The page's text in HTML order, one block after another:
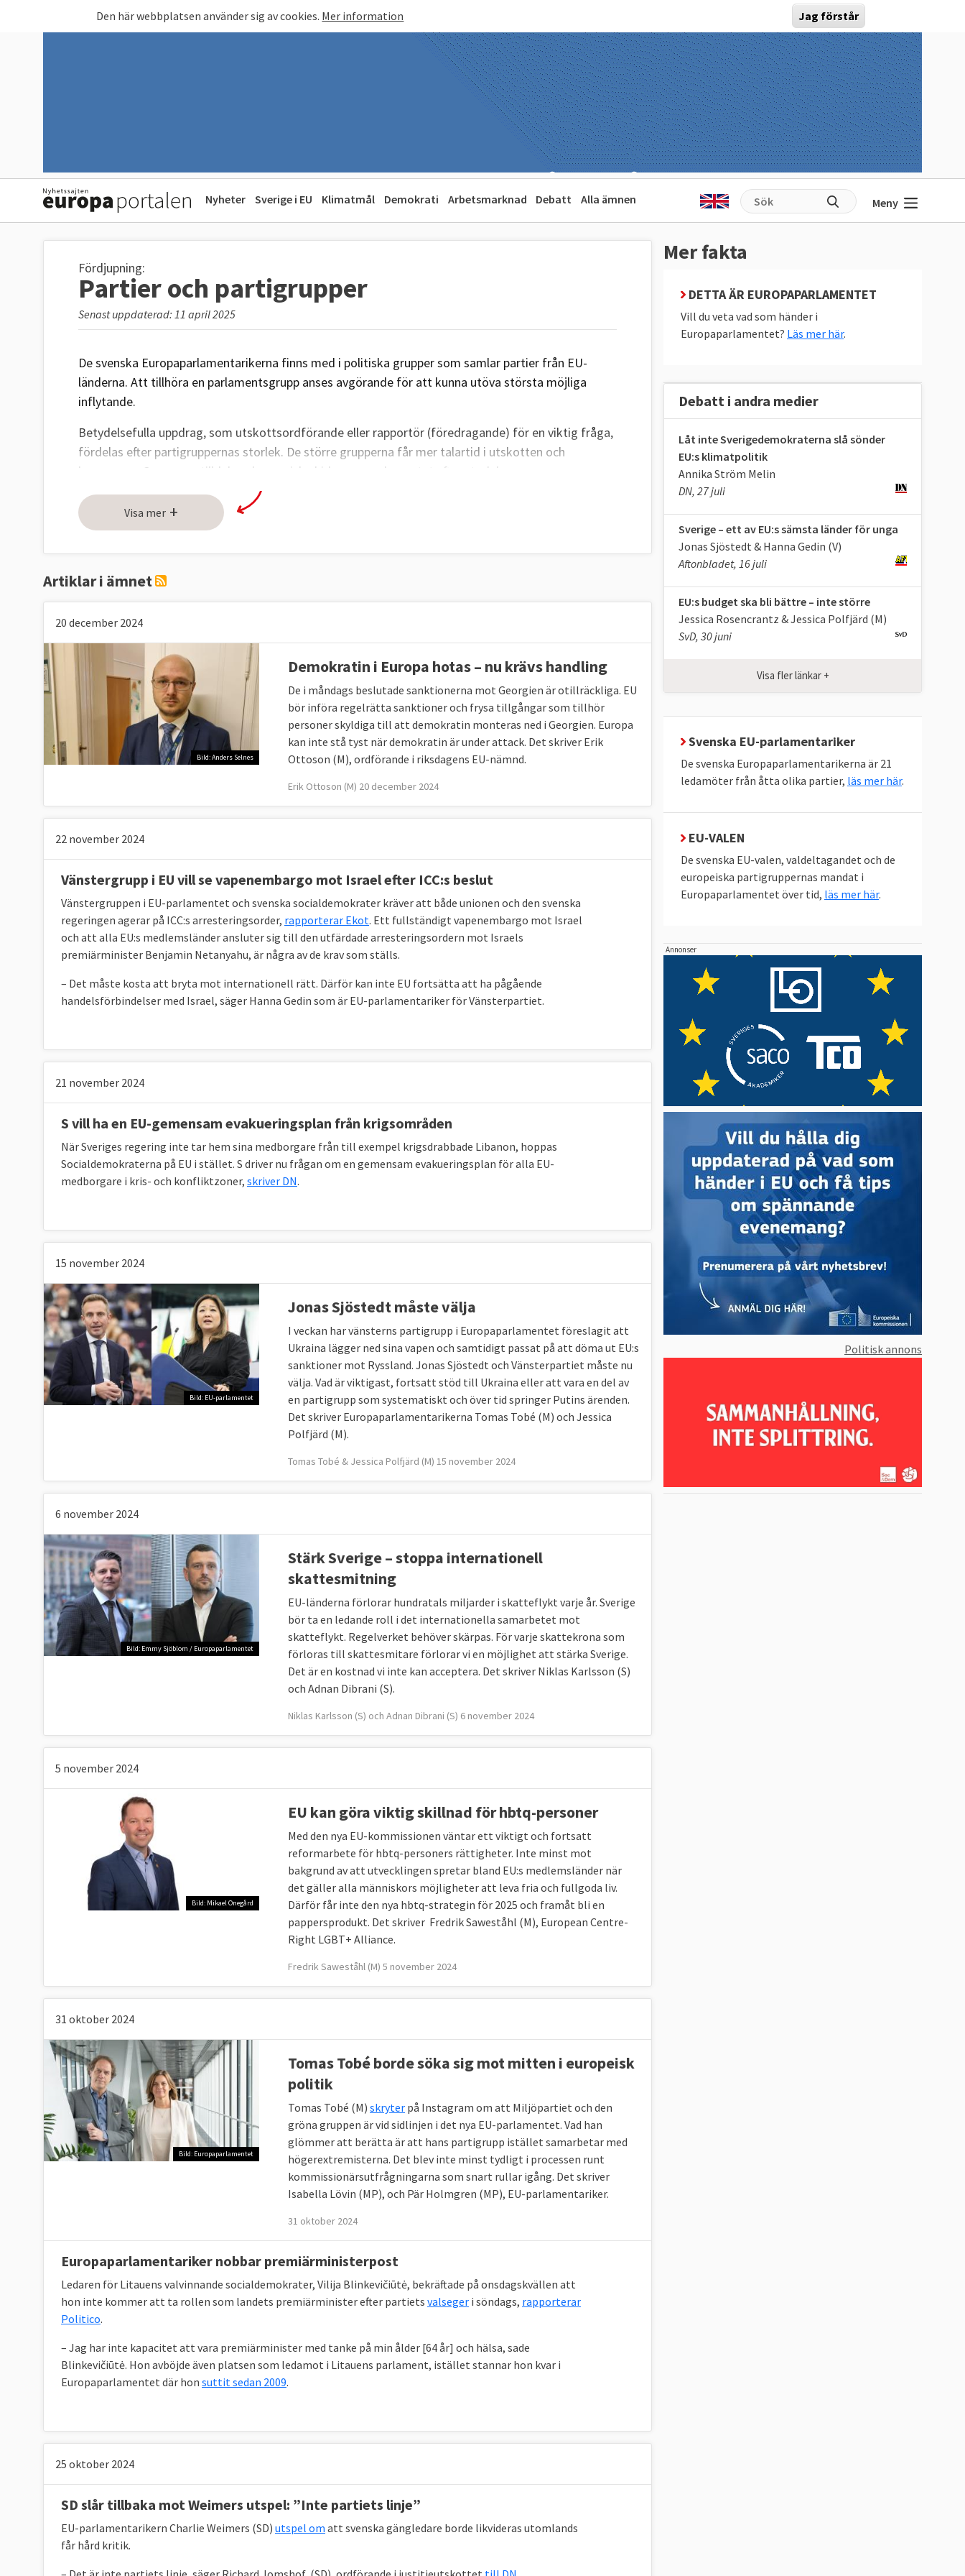
Den här webbplatsen använder sig av cookies. Mer information Jag förstår
Nyheter Sverige i EU Klimatmål Demokrati Arbetsmarknad Debatt Alla ämnen Meny
Fördjupning:
Partier och partigrupper
Senast uppdaterad: 11 april 2025
De svenska Europaparlamentarikerna finns med i politiska grupper som samlar partier från EU-
länderna. Att tillhöra en parlamentsgrupp anses avgörande för att kunna utöva största möjliga
inflytande.
Betydelsefulla uppdrag, som utskottsordförande eller rapportör (föredragande) för en viktig fråga,
fördelas efter partigruppernas storlek. De större grupperna får mer talartid i utskotten och
kammaren. Grupperna tilldelas ekonomiska bidrag av parlamentet efter storlek.
När Europaparlamentet ska fatta beslut behandlas först frågorna i de politiska grupperna. Även om
grupperna samordnar sig inför omröstningarna måste inte ledamöterna rösta som gruppen.
Att vara största parti i Europaparlamentet ger både mer politiskt inflytande och ekonomiskt stöd
men också i praktiken möjligheten att utse vem som ska få den inflytelserika posten som EU-
kommissionens ordförande.
Åtta partigrupper i storleksordning:
EPP | Konservativa och kristdemokrater
Moderaterna och Kristdemokraterna
S&D | Socialdemokrater
Socialdemokraterna
ECR | Nationalkonservativa
Sverigedemokraterna
Förnya Europa | Liberaler
Liberalerna och Centerpartiet
De Gröna/EFA | Miljöpartister och separatister
Miljöpartiet de gröna
GUE/NGL | Vänsterpartister
Vänsterpartiet
Grupplösa | Ledamöter utan partigrupp
Visa mer +
Artiklar i ämnet
20 december 2024
Bild: Anders Selnes
Demokratin i Europa hotas – nu krävs handling
De i måndags beslutade sanktionerna mot Georgien är otillräckliga. EU
bör införa regelrätta sanktioner och frysa tillgångar som tillhör
personer skyldiga till att demokratin monteras ned i Georgien. Europa
kan inte stå tyst när demokratin är under attack. Det skriver Erik
Ottoson (M), ordförande i riksdagens EU-nämnd.
Erik Ottoson (M) 20 december 2024
22 november 2024
Vänstergrupp i EU vill se vapenembargo mot Israel efter ICC:s beslut
Vänstergruppen i EU-parlamentet och svenska socialdemokrater kräver att både unionen och den svenska
regeringen agerar på ICC:s arresteringsorder, rapporterar Ekot. Ett fullständigt vapenembargo mot Israel
och att alla EU:s medlemsländer ansluter sig till den utfärdade arresteringsordern mot Israels
premiärminister Benjamin Netanyahu, är några av de krav som ställs.
– Det måste kosta att bryta mot internationell rätt. Därför kan inte EU fortsätta att ha pågående
handelsförbindelser med Israel, säger Hanna Gedin som är EU-parlamentariker för Vänsterpartiet.
21 november 2024
S vill ha en EU-gemensam evakueringsplan från krigsområden
När Sveriges regering inte tar hem sina medborgare från till exempel krigsdrabbade Libanon, hoppas
Socialdemokraterna på EU i stället. S driver nu frågan om en gemensam evakueringsplan för alla EU-
medborgare i kris- och konfliktzoner, skriver DN.
15 november 2024
Bild: EU-parlamentet
Jonas Sjöstedt måste välja
I veckan har vänsterns partigrupp i Europaparlamentet föreslagit att
Ukraina lägger ned sina vapen och samtidigt passat på att döma ut EU:s
sanktioner mot Ryssland. Jonas Sjöstedt och Vänsterpartiet måste nu
välja. Vad är viktigast, fortsatt stöd till Ukraina eller att vara en del av
en partigrupp som systematiskt och över tid springer Putins ärenden.
Det skriver Europaparlamentarikerna Tomas Tobé (M) och Jessica
Polfjärd (M).
Tomas Tobé & Jessica Polfjärd (M) 15 november 2024
6 november 2024
Bild: Emmy Sjöblom / Europaparlamentet
Stärk Sverige – stoppa internationell
skattesmitning
EU-länderna förlorar hundratals miljarder i skatteflykt varje år. Sverige
bör ta en ledande roll i det internationella samarbetet mot
skatteflykt. Regelverket behöver skärpas. För varje skattekrona som
förloras till skattesmitare förlorar vi en möjlighet att stärka Sverige.
Det är en kostnad vi inte kan acceptera. Det skriver Niklas Karlsson (S)
och Adnan Dibrani (S).
Niklas Karlsson (S) och Adnan Dibrani (S) 6 november 2024
5 november 2024
Bild: Mikael Onegård
EU kan göra viktig skillnad för hbtq-personer
Med den nya EU-kommissionen väntar ett viktigt och fortsatt
reformarbete för hbtq-personers rättigheter. Inte minst mot
bakgrund av att utvecklingen spretar bland EU:s medlemsländer när
det gäller alla människors möjligheter att leva fria och fullgoda liv.
Därför får inte den nya hbtq-strategin för 2025 och framåt bli en
pappersprodukt. Det skriver Fredrik Saweståhl (M), European Centre-
Right LGBT+ Alliance.
Fredrik Saweståhl (M) 5 november 2024
31 oktober 2024
Bild: Europaparlamentet
Tomas Tobé borde söka sig mot mitten i europeisk
politik
Tomas Tobé (M) skryter på Instagram om att Miljöpartiet och den
gröna gruppen är vid sidlinjen i det nya EU-parlamentet. Vad han
glömmer att berätta är att hans partigrupp istället samarbetar med
högerextremisterna. Det blev inte minst tydligt i processen runt
kommissionärsutfrågningarna som snart rullar igång. Det skriver
Isabella Lövin (MP), och Pär Holmgren (MP), EU-parlamentariker.
31 oktober 2024
Europaparlamentariker nobbar premiärministerpost
Ledaren för Litauens valvinnande socialdemokrater, Vilija Blinkevičiūtė, bekräftade på onsdagskvällen att
hon inte kommer att ta rollen som landets premiärminister efter partiets valseger i söndags, rapporterar
Politico.
– Jag har inte kapacitet att vara premiärminister med tanke på min ålder [64 år] och hälsa, sade
Blinkevičiūtė. Hon avböjde även platsen som ledamot i Litauens parlament, istället stannar hon kvar i
Europaparlamentet där hon suttit sedan 2009.
25 oktober 2024
SD slår tillbaka mot Weimers utspel: ”Inte partiets linje”
EU-parlamentarikern Charlie Weimers (SD) utspel om att svenska gängledare borde likvideras utomlands
får hård kritik.
Mer fakta
DETTA ÄR EUROPAPARLAMENTET
Vill du veta vad som händer i
Europaparlamentet? Läs mer här.
Debatt i andra medier
Låt inte Sverigedemokraterna slå sönder
EU:s klimatpolitik
Annika Ström Melin
DN, 27 juli
Sverige – ett av EU:s sämsta länder för unga
Jonas Sjöstedt & Hanna Gedin (V)
Aftonbladet, 16 juli
EU:s budget ska bli bättre – inte större
Jessica Rosencrantz & Jessica Polfjärd (M)
SvD, 30 juni
Visa fler länkar +
Svenska EU-parlamentariker
De svenska Europaparlamentarikerna är 21
ledamöter från åtta olika partier, läs mer här.
EU-VALEN
De svenska EU-valen, valdeltagandet och de
europeiska partigruppernas mandat i
Europaparlamentet över tid, läs mer här.
Annonser
Politisk annons